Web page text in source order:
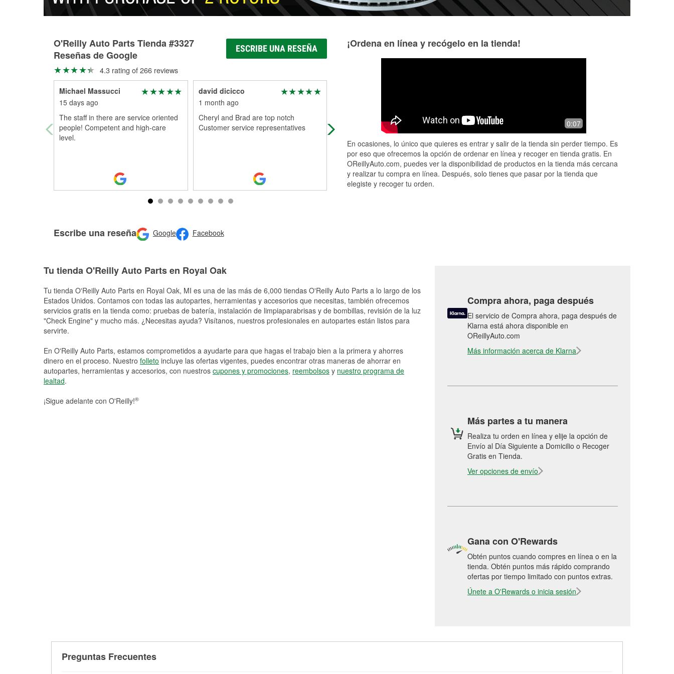
O'Reilly Auto Parts Tienda #3327
Reseñas de Google
ESCRIBE UNA RESEÑA
4.3 rating of 266 reviews
Michael Massucci
15 days ago
The staff in there are service oriented
people! Competent and high-care
level.
david dicicco
1 month ago
Cheryl and Brad are top notch
Customer service representatives
I have worked with Jason twice now,
and both experiences have been
responded with complete
professionalism....Read More
Great service
shop that is THE
Escribe una reseña Google Facebook
¡Ordena en línea y recógelo en la tienda!
0:07
En ocasiones, lo único que quieres es entrar y salir de la tienda sin perder tiempo. Es
por eso que ofrecemos la opción de ordenar en línea y recoger en tienda gratis. En
OReillyAuto.com, puedes ver la disponibilidad de productos en la tienda más cercana
y realizar tu compra en línea. Después, solo tienes que pasar por la tienda que
elegiste y recoger tu orden.
Tu tienda O'Reilly Auto Parts en Royal Oak
Tu tienda O'Reilly Auto Parts en Royal Oak, MI es una de las más de 6,000 tiendas O'Reilly Auto Parts a lo largo de los
Estados Unidos. Contamos con todas las autopartes, herramientas y accesorios que necesitas, también ofrecemos
servicios gratis en la tienda como: pruebas de batería, instalación de limpiaparabrisas y de bombillas, revisión de la luz
"Check Engine" y mucho más. ¿Necesitas ayuda? Visítanos, nuestros profesionales en autopartes están listos para
servirte.
En O'Reilly Auto Parts, estamos comprometidos a ayudarte para que hagas el trabajo bien a la primera y ahorres
dinero en el proceso. Nuestro folleto incluye las ofertas vigentes, puedes encontrar otras maneras de ahorrar en
autopartes, herramientas y accesorios, con nuestros cupones y promociones, reembolsos y nuestro programa de
lealtad.
¡Sigue adelante con O'Reilly!®
Compra ahora, paga después
El servicio de Compra ahora, paga después de
Klarna está ahora disponible en
OReillyAuto.com
Más información acerca de Klarna
Más partes a tu manera
Realiza tu orden en línea y elije la opción de
Envío al Día Siguiente a Domicilio o Recoger
Gratis en Tienda.
Ver opciones de envío
Gana con O'Rewards
Obtén puntos cuando compres en línea o en la
tienda. Obtén puntos más rápido comprando
ofertas por tiempo limitado con puntos extras.
Únete a O'Rewards o inicia sesión
Preguntas Frecuentes